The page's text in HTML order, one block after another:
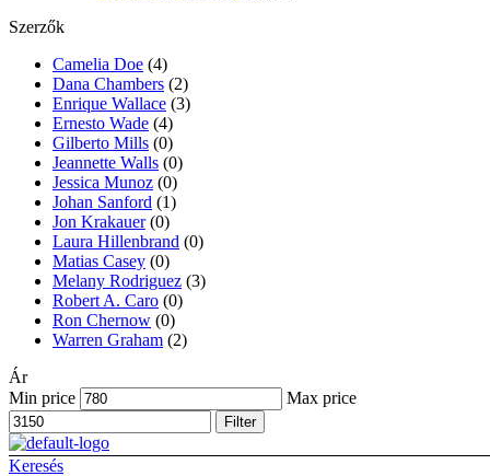
Szerzők
Camelia Doe (4)
Dana Chambers (2)
Enrique Wallace (3)
Ernesto Wade (4)
Gilberto Mills (0)
Jeannette Walls (0)
Jessica Munoz (0)
Johan Sanford (1)
Jon Krakauer (0)
Laura Hillenbrand (0)
Matias Casey (0)
Melany Rodriguez (3)
Robert A. Caro (0)
Ron Chernow (0)
Warren Graham (2)
Ár
Min price
Max price
Filter
Keresés